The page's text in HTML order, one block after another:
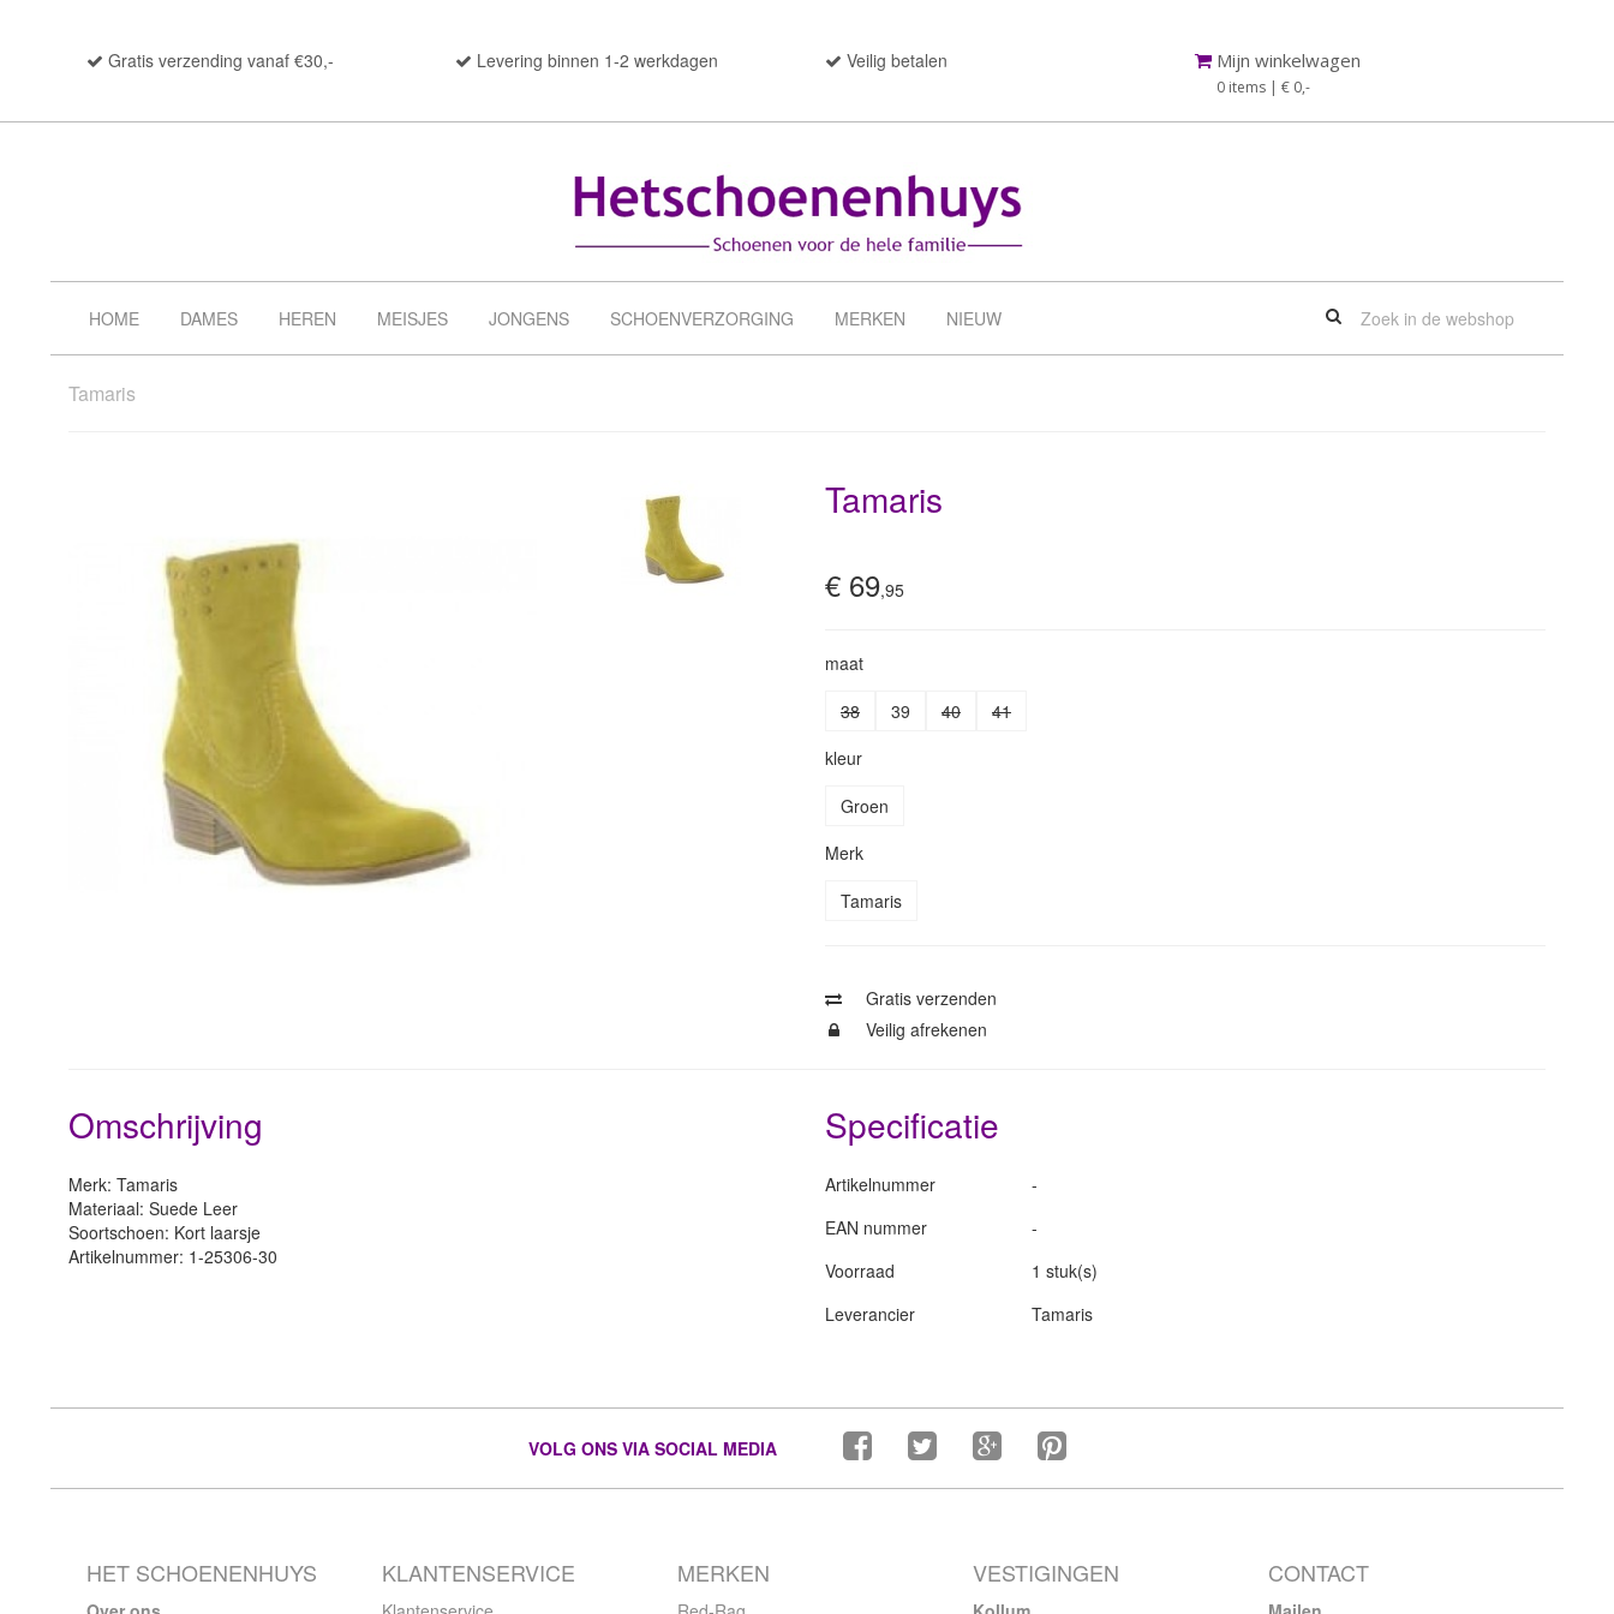
Gratis verzending vanaf €30,- Levering binnen 1-2 werkdagen Veilig betalen Mijn winkelwagen
0 items | € 0,-
HOME DAMES HEREN MEISJES JONGENS SCHOENVERZORGING MERKEN NIEUW
Tamaris
Tamaris
€ 69,95
maat
38
39 40
41
kleur
Groen
Merk
Tamaris
Gratis verzenden
Veilig afrekenen
Omschrijving
Merk: Tamaris
Materiaal: Suede Leer
Soortschoen: Kort laarsje
Artikelnummer: 1-25306-30
Specificatie
Artikelnummer
-
EAN nummer
-
Voorraad
1 stuk(s)
Leverancier
Tamaris
VOLG ONS VIA SOCIAL MEDIA
HET SCHOENENHUYS KLANTENSERVICE MERKEN VESTIGINGEN CONTACT